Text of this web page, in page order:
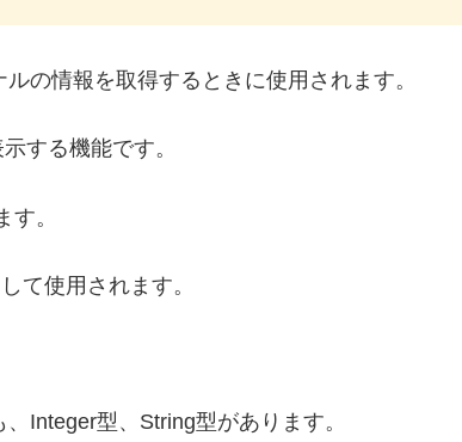
の情報を取得するときに使用されます。
する機能です。
す。
て使用されます。
Integer型、String型があります。